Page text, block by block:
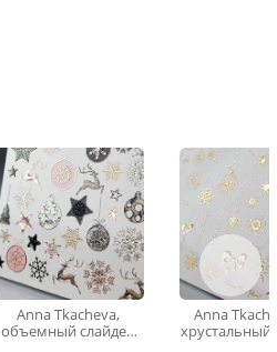
Anna Tkacheva,
объемный слайдер
Anna
хрустальный